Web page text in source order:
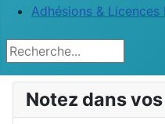
Adhésions & Licences
Rechercher
Notez dans